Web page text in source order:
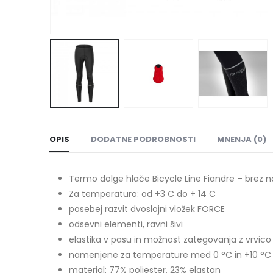
OPIS DODATNE PODROBNOSTI MNENJA (0)
Termo dolge hlače Bicycle Line Fiandre – brez
Za temperaturo: od +3 C do + 14 C
posebej razvit dvoslojni vložek FORCE
odsevni elementi, ravni šivi
elastika v pasu in možnost zategovanja z vrvico
namenjene za temperature med 0 °C in +10 °C
material: 77% poliester, 23% elastan